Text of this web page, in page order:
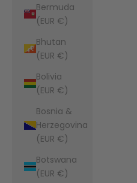
Bermuda
(EUR €)
Bhutan
(EUR €)
Bolivia
(EUR €)
Bosnia &
Herzegovina
(EUR €)
Botswana
(EUR €)